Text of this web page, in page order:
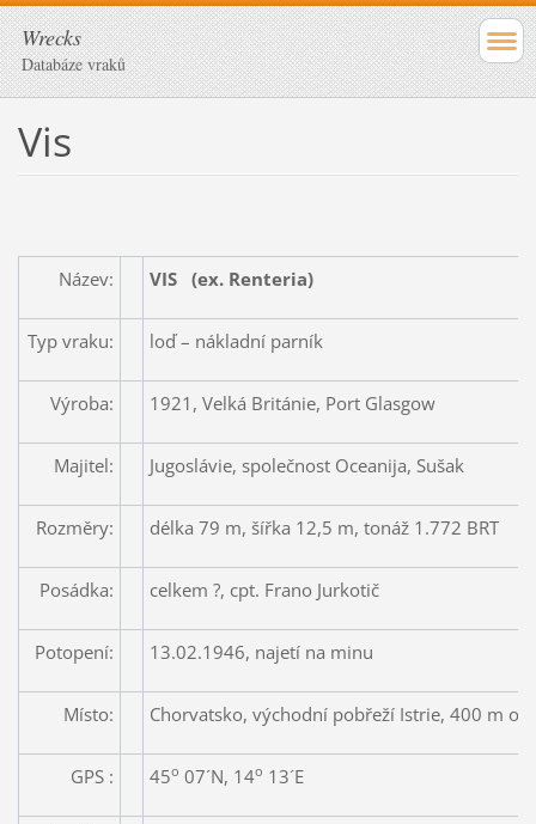
Wrecks
Databáze vraků
Vis
Název: VIS (ex. Renteria)
Typ vraku: loď – nákladní parník
Výroba: 1921, Velká Británie, Port Glasgow
Majitel: Jugoslávie, společnost Oceanija, Sušak
Rozměry: délka 79 m, šířka 12,5 m, tonáž 1.772 BRT
Posádka: celkem ?, cpt. Frano Jurkotič
Potopení: 13.02.1946, najetí na minu
Místo: Chorvatsko, východní pobřeží Istrie, 400 m od
GPS : 45o 07´N, 14o 13´E